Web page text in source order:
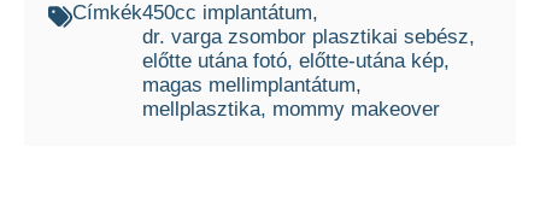
Címkék450cc implantátum
dr. varga zsombor plasztikai sebész
előtte utána fotó előtte-utána kép
magas mellimplantátum
mellplasztika mommy makeover